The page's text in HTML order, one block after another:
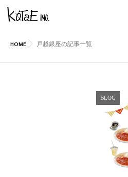
HOME 戸越銀座の記事一覧
BLOG